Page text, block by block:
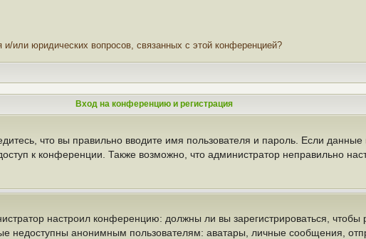
или юридических вопросов, связанных с этой конференцией?
Вход на конференцию и регистрация
что вы правильно вводите имя пользователя и пароль. Если
к конференции. Также возможно, что администратор неправильно
настроил конференцию: должны ли вы зарегистрироваться,
недоступны анонимным пользователям: аватары, личные сообщения,